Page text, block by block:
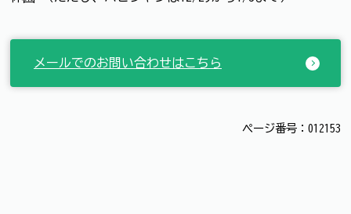
メールでのお問い合わせはこちら
ページ番号：012153